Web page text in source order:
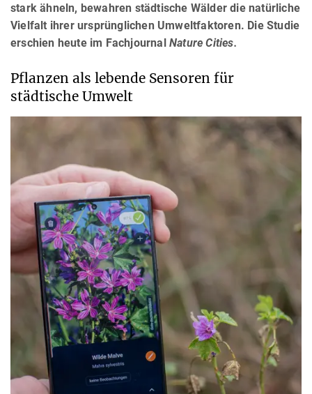
stark ähneln, bewahren städtische Wälder die natürliche
Vielfalt ihrer ursprünglichen Umweltfaktoren. Die Studie
erschien heute im Fachjournal Nature Cities.
Pflanzen als lebende Sensoren für
städtische Umwelt